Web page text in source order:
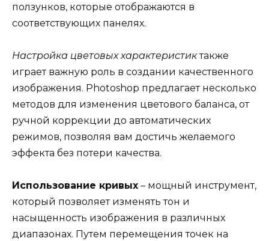
ползунков, которые отображаются в
соответствующих панелях.
Настройка цветовых характеристиктакже
играет важную роль в создании качественного
изображения. Photoshop предлагает несколько
методов для изменения цветового баланса, от
ручной коррекции до автоматических
режимов, позволяя вам достичь желаемого
эффекта без потери качества.
Использование кривых – мощный инструмент,
который позволяет изменять тон и
насыщенность изображения в различных
диапазонах. Путем перемещения точек на